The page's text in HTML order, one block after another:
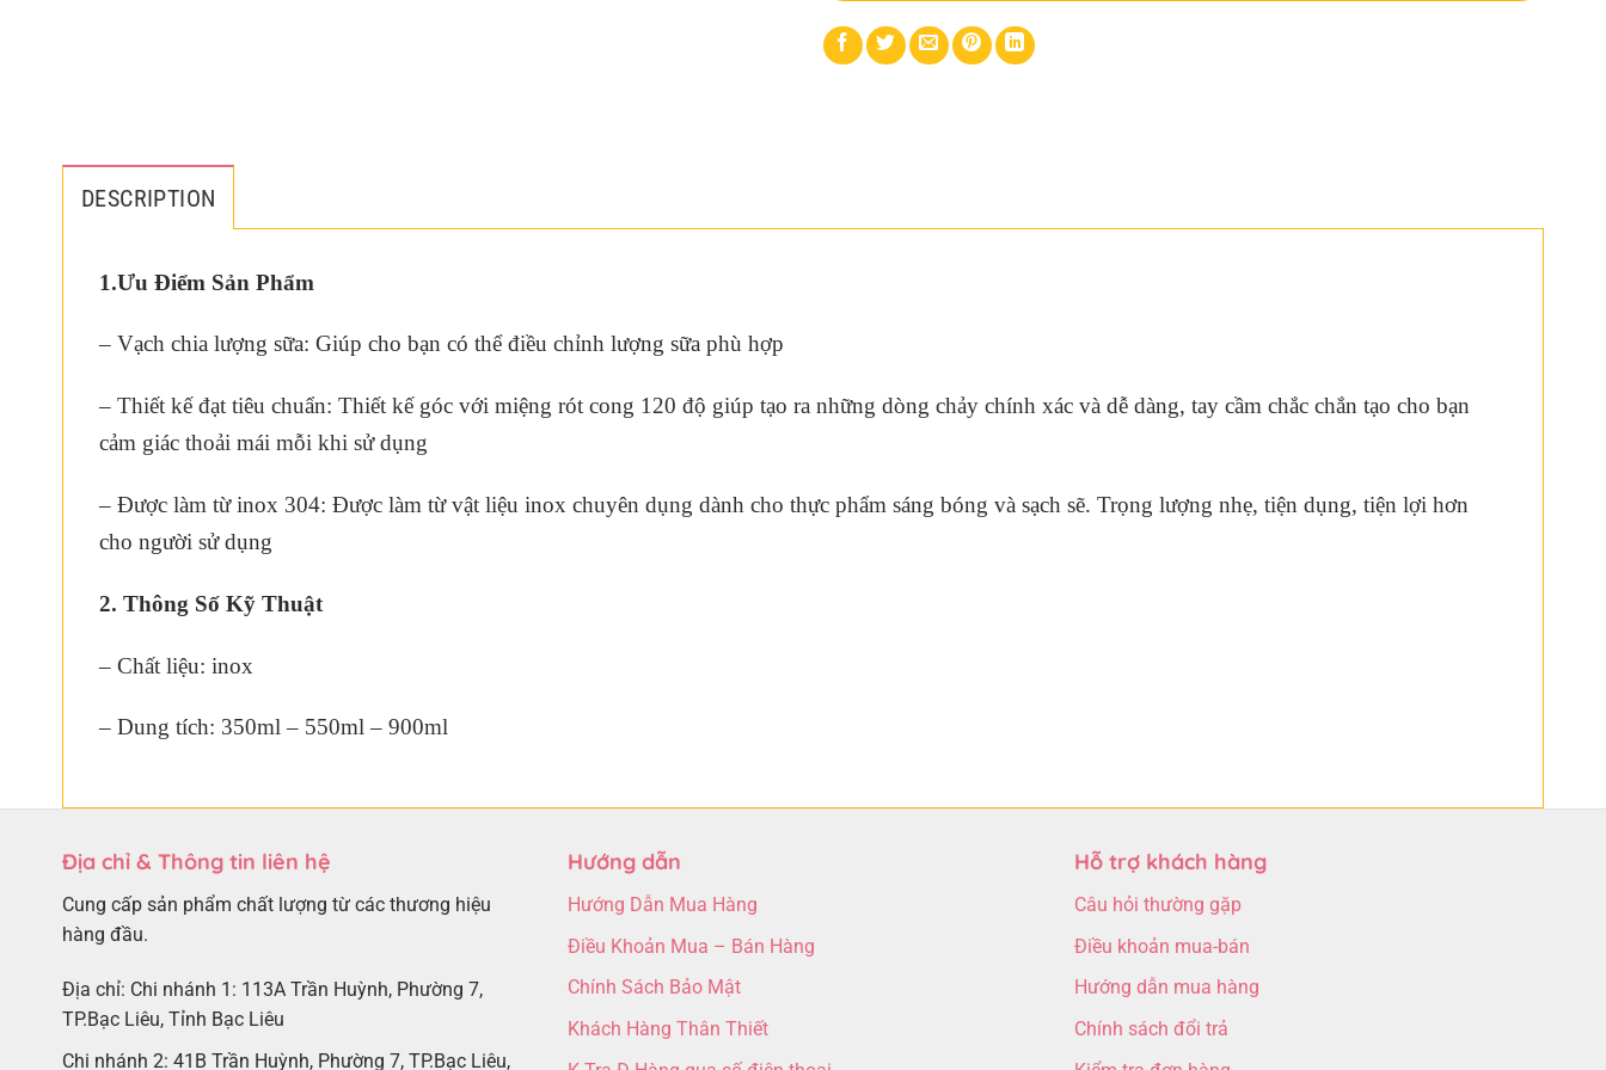
DESCRIPTION
1.Ưu Điểm Sản Phẩm
– Vạch chia lượng sữa: Giúp cho bạn có thể điều chỉnh lượng sữa phù hợp
– Thiết kế đạt tiêu chuẩn: Thiết kế góc với miệng rót cong 120 độ giúp tạo ra những dòng chảy chính xác và dễ dàng, tay cầm chắc chắn tạo cho bạn
cảm giác thoải mái mỗi khi sử dụng
– Được làm từ inox 304: Được làm từ vật liệu inox chuyên dụng dành cho thực phẩm sáng bóng và sạch sẽ. Trọng lượng nhẹ, tiện dụng, tiện lợi hơn
cho người sử dụng
2. Thông Số Kỹ Thuật
– Chất liệu: inox
– Dung tích: 350ml – 550ml – 900ml
Địa chỉ & Thông tin liên hệ
Cung cấp sản phẩm chất lượng từ các thương hiệu
hàng đầu.
Địa chỉ: Chi nhánh 1: 113A Trần Huỳnh, Phường 7,
TP.Bạc Liêu, Tỉnh Bạc Liêu
Chi nhánh 2: 41B Trần Huỳnh, Phường 7, TP.Bạc Liêu,
Hướng dẫn
Hướng Dẫn Mua Hàng
Điều Khoản Mua – Bán Hàng
Chính Sách Bảo Mật
Khách Hàng Thân Thiết
Hỗ trợ khách hàng
Câu hỏi thường gặp
Điều khoản mua-bán
Hướng dẫn mua hàng
Chính sách đổi trả